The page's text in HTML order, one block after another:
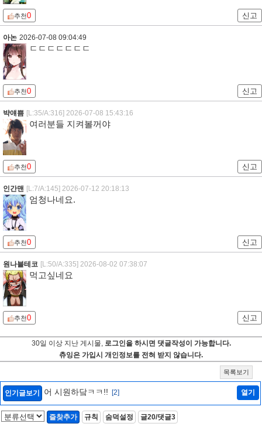
추천0 신고
아논 2026-07-08 09:04:49
ㄷㄷㄷㄷㄷㄷㄷ
추천0 신고
뱍얘쁨 [L:35/A:316] 2026-07-08 15:43:16
여러분들 지켜볼꺼야
추천0 신고
인간맨 [L:7/A:145] 2026-07-12 20:18:13
엄청나네요.
추천0 신고
원나블테코 [L:50/A:335] 2026-08-02 07:38:07
먹고싶네요
추천0 신고
30일 이상 지난 게시물,
로그인을 하시면 댓글작성이 가능합니다.
츄잉은 가입시 개인정보를 전혀 받지 않습니다.
목록보기
인기글보기 어 시원하닼ㅋㅋ!! [2] 열기
즐찾추가 규칙 숨덕설정 글20/댓글3